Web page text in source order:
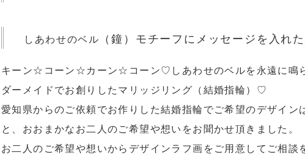
しあわせのベル （鐘）モチーフにメッセージを入れ
キーン☆コーン☆カーン☆コーン♡しあわせのベルを永遠に鳴
ダーメイドでお創りしたマリッジリング（結婚指輪）♡
愛知県からのご依頼でお作りした結婚指輪でご希望のデザイン
と、おおまかなお二人のご希望や想いをお聞かせ頂きました。
お二人のご希望や想いからデザインラフ画をご用意してご相談